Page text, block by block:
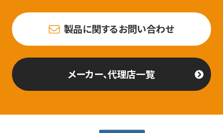
製品に関するお問い合わせ
メーカー、代理店一覧